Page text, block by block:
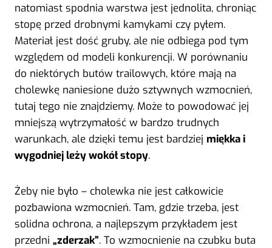
natomiast spodnia warstwa jest jednolita, chroniąc
stopę przed drobnymi kamykami czy pyłem.
Materiał jest dość gruby, ale nie odbiega pod tym
względem od modeli konkurencji. W porównaniu
do niektórych butów trailowych, które mają na
cholewkę naniesione dużo sztywnych wzmocnień,
tutaj tego nie znajdziemy. Może to powodować jej
mniejszą wytrzymałość w bardzo trudnych
warunkach, ale dzięki temu jest bardziej miękka i
wygodniej leży wokół stopy.
Żeby nie było – cholewka nie jest całkowicie
pozbawiona wzmocnień. Tam, gdzie trzeba, jest
solidna ochrona, a najlepszym przykładem jest
przedni „zderzak”. To wzmocnienie na czubku buta